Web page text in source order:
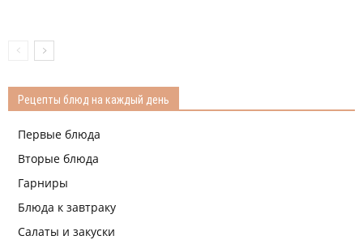
Рецепты блюд на каждый день
Первые блюда
Вторые блюда
Гарниры
Блюда к завтраку
Салаты и закуски